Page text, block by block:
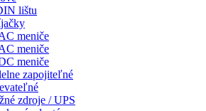
lištu
meniče
meniče
meniče
zapojiteľné
zdroje / UPS